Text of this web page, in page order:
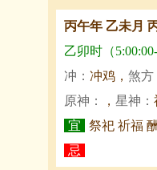
丙午年 乙未月
乙卯时（
冲： 冲鸡， 煞方
原神：
， 星神：
宜
祭祀 祈福
忌